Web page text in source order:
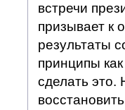
встречи
призывает к
результаты
принципы
сделать это.